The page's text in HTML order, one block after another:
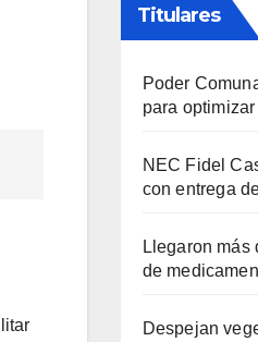
Titulares
Poder
para
NEC Fidel
con entrega
Llegaron más
de
Despejan